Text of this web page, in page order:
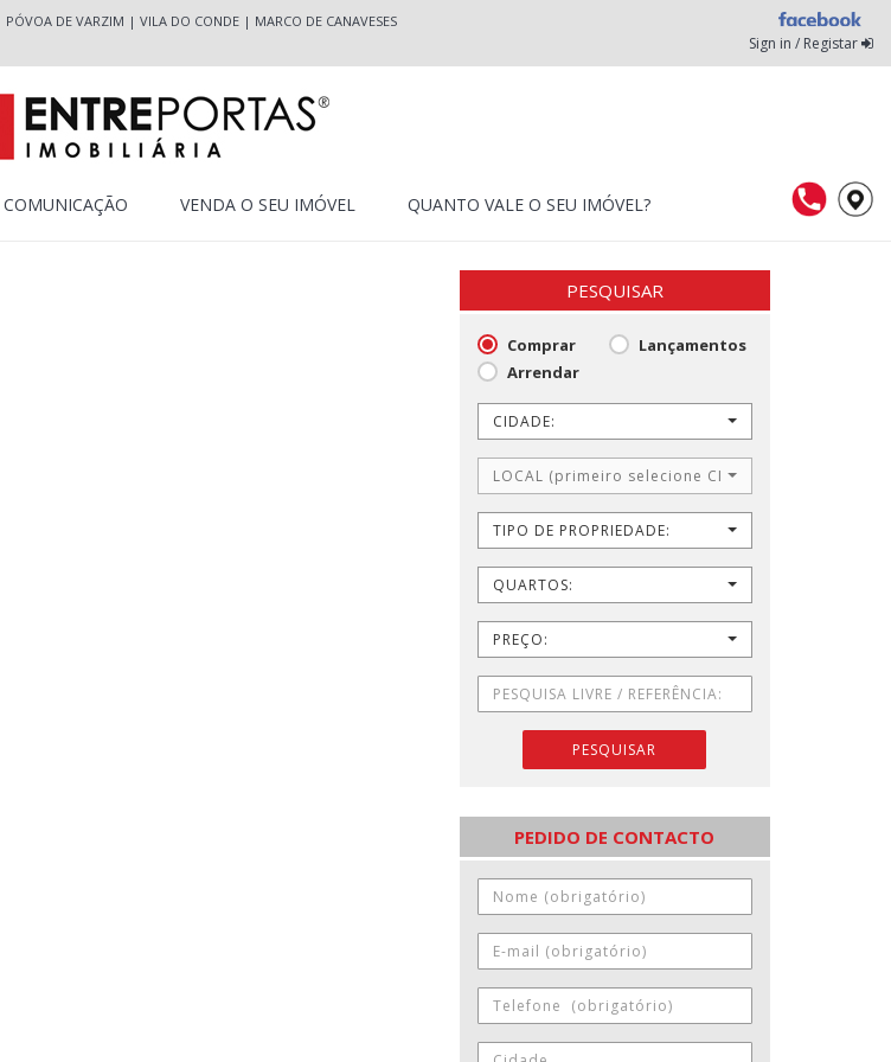
PÓVOA DE VARZIM | VILA DO CONDE| MARCO DE CANAVESES
Sign in / Registar
COMUNICAÇÃO VENDA O SEU IMÓVEL QUANTO VALE O SEU IMÓVEL?
PESQUISAR
Comprar
Lançamentos
Arrendar
CIDADE:
LOCAL (primeiro selecione CIDADE)
TIPO DE PROPRIEDADE:
QUARTOS:
PREÇO:
PESQUISAR
PEDIDO DE CONTACTO